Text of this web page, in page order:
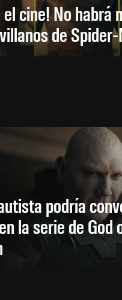
el cine! No habrá
de
podría
la serie de God